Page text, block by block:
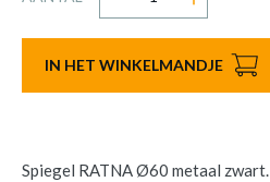
IN HET WINKELMANDJE
Spiegel RATNA Ø60 metaal zwart.